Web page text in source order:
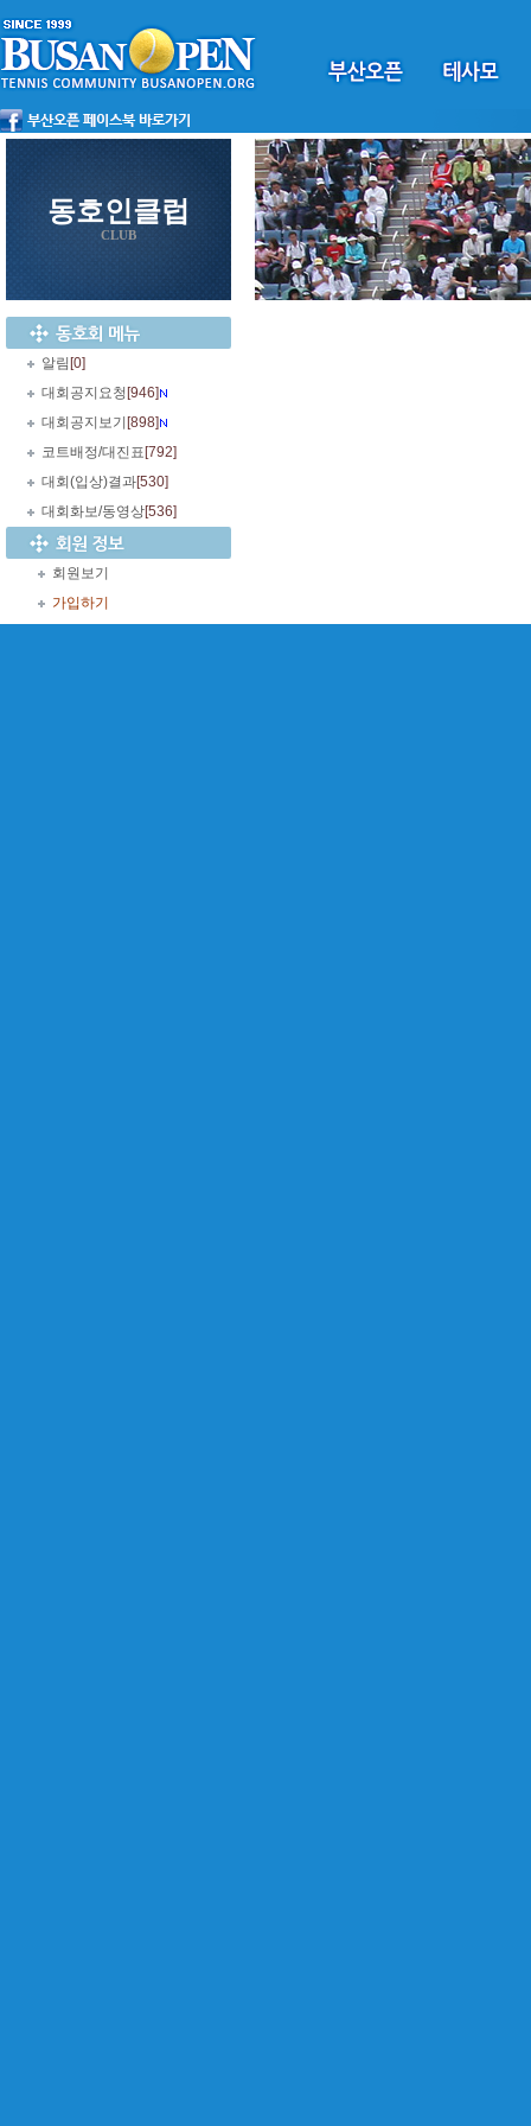
동호인클럽
CLUB
알림 [0]
대회공지요청 [946]
대회공지보기 [898]
코트배정/대진표 [792]
대회(입상)결과[530]
대회화보/동영상[536]
회원보기
가입하기